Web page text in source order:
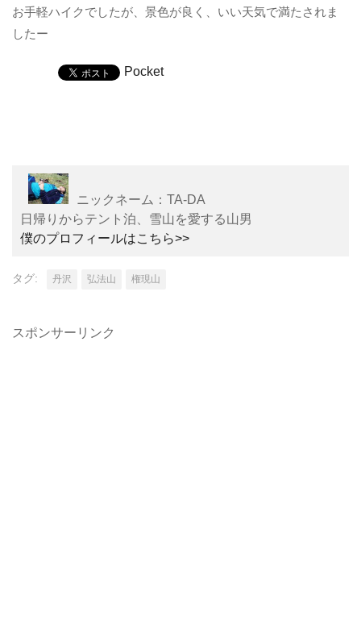
お手軽ハイクでしたが、景色が良く、いい天気で満たされま
したー
Pocket
ニックネーム：TA-DA
日帰りからテント泊、雪山を愛する山男
僕のプロフィールはこちら>>
タグ: 丹沢 弘法山 権現山
スポンサーリンク